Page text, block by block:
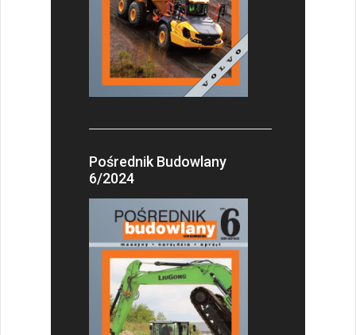
Pośrednik Budowlany
6/2024